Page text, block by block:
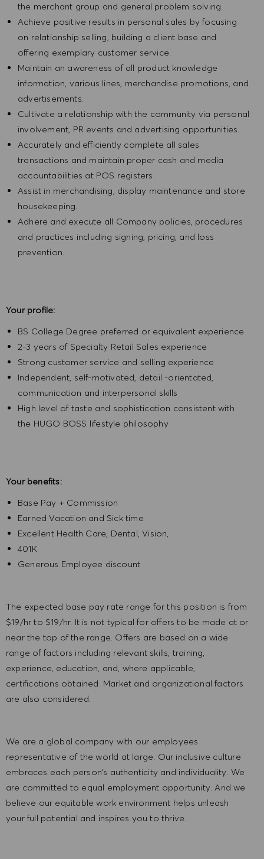
the merchant group and general problem solving.
Achieve positive results in personal sales by focusing
on relationship selling, building a client base and
offering exemplary customer service.
Maintain an awareness of all product knowledge
information, various lines, merchandise promotions, and
advertisements.
Cultivate a relationship with the community via personal
involvement, PR events and advertising opportunities.
Accurately and efficiently complete all sales
transactions and maintain proper cash and media
accountabilities at POS registers.
Assist in merchandising, display maintenance and store
housekeeping.
Adhere and execute all Company policies, procedures
and practices including signing, pricing, and loss
prevention.
Your profile:
BS College Degree preferred or equivalent experience
2-3 years of Specialty Retail Sales experience
Strong customer service and selling experience
Independent, self-motivated, detail -orientated,
communication and interpersonal skills
High level of taste and sophistication consistent with
the HUGO BOSS lifestyle philosophy
Your benefits:
Base Pay + Commission
Earned Vacation and Sick time
Excellent Health Care, Dental, Vision,
401K
Generous Employee discount
The expected base pay rate range for this position is from
$19/hr to $19/hr. It is not typical for offers to be made at or
near the top of the range. Offers are based on a wide
range of factors including relevant skills, training,
experience, education, and, where applicable,
certifications obtained. Market and organizational factors
are also considered.
We are a global company with our employees
representative of the world at large. Our inclusive culture
embraces each person’s authenticity and individuality. We
are committed to equal employment opportunity. And we
believe our equitable work environment helps unleash
your full potential and inspires you to thrive.